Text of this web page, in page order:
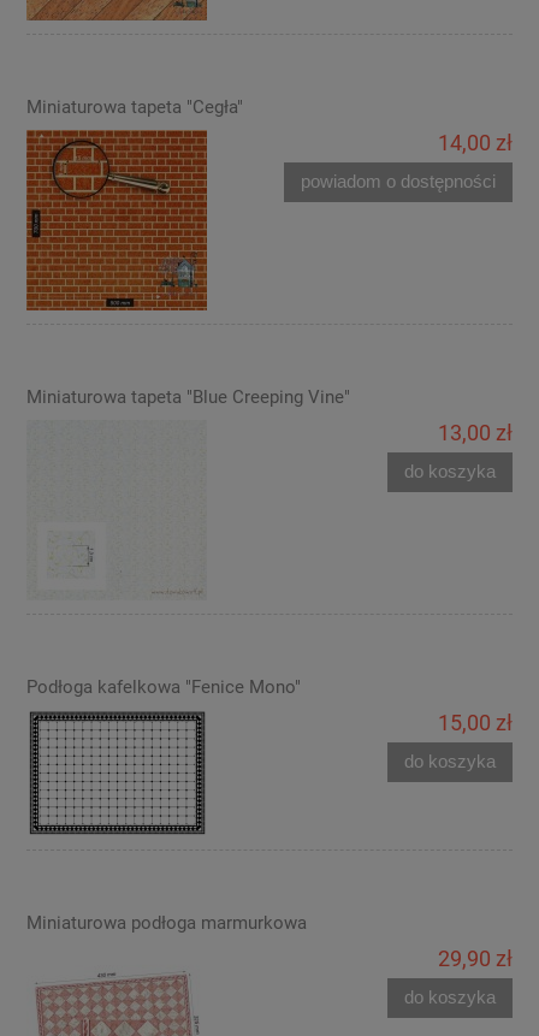
Miniaturowa tapeta "Cegła"
14,00 zł
powiadom o dostępności
Miniaturowa tapeta "Blue Creeping Vine"
13,00 zł
do koszyka
Podłoga kafelkowa "Fenice Mono"
15,00 zł
do koszyka
Miniaturowa podłoga marmurkowa
29,90 zł
do koszyka